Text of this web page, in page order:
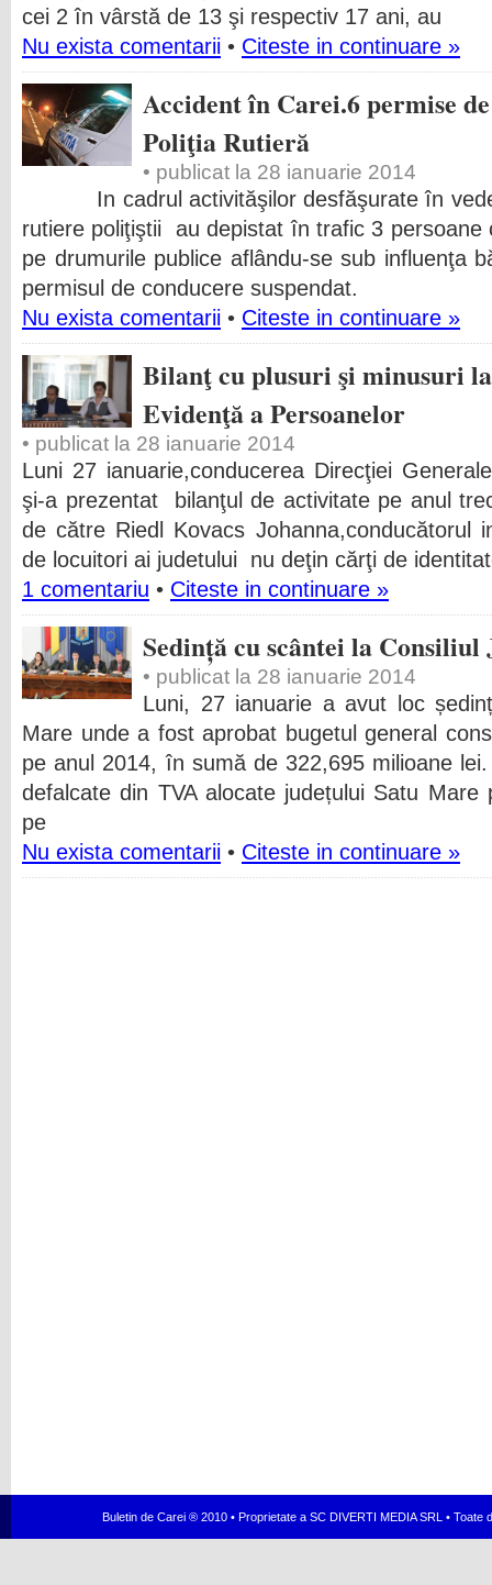
cei 2 în vârstă de 13 şi respectiv 17 ani, au
Nu exista comentarii • Citeste in continuare »
Accident în Carei.6 permise
Poliţia Rutieră
• publicat la 28 ianuarie 2014
In cadrul activităşilor desfăşurate în
rutiere poliţiştii au depistat în trafic 3 persoane
pe drumurile publice aflându-se sub influenţa
permisul de conducere suspendat.
Nu exista comentarii • Citeste in continuare »
Bilanţ cu plusuri şi minusuri
Evidenţă a Persoanelor
• publicat la 28 ianuarie 2014
Luni 27 ianuarie,conducerea Direcţiei
şi-a prezentat bilanţul de activitate pe anul
de către Riedl Kovacs Johanna,conducătorul
de locuitori ai judetului nu deţin cărţi de
1 comentariu • Citeste in continuare »
Sedință cu scântei la Consiliul
• publicat la 28 ianuarie 2014
Luni, 27 ianuarie a avut loc
Mare unde a fost aprobat bugetul general
pe anul 2014, în sumă de 322,695 milioane
defalcate din TVA alocate județului Satu
pe
Nu exista comentarii • Citeste in continuare »
Buletin de Carei ® 2010 • Proprietate a SC DIVERTI MEDIA SRL •